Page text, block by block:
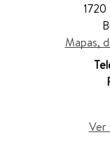
1720
Mapas,
Ver